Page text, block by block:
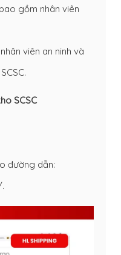
gồm nhân viên
viên an ninh và
SCSC
đường dẫn: